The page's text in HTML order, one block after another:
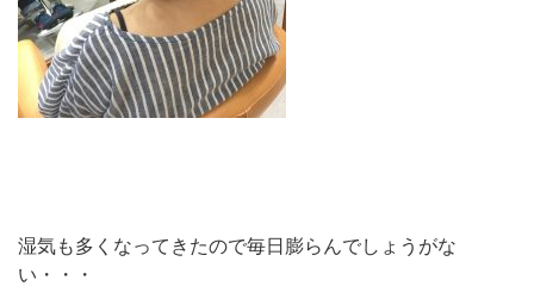
湿気も多くなってきたので毎日膨らんでしょうがな
い・・・